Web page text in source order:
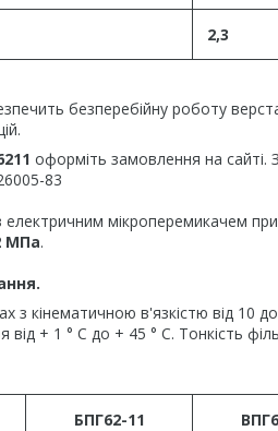
2,3
безперебійну роботу
оформіть замовлення на сайті.
83
мікроперемикачем
МПа.
з кінематичною в'язкістю від 10
+ 1 ° С до + 45 ° С. Тонкість
БПГ62-11